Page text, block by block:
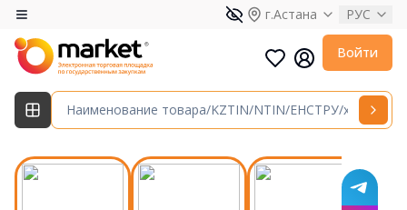
г.Астана РУС
Войти